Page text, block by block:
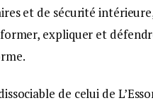
et de sécurité
expliquer et
de celui de